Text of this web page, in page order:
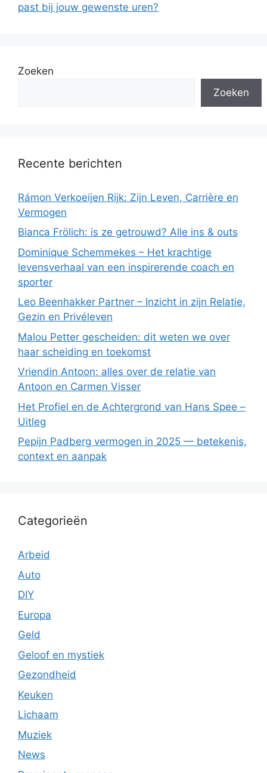
past bij jouw gewenste uren?
Zoeken
Zoeken
Recente berichten
Rámon Verkoeijen Rijk: Zijn Leven, Carrière en
Vermogen
Bianca Frölich: is ze getrouwd? Alle ins & outs
Dominique Schemmekes – Het krachtige
levensverhaal van een inspirerende coach en
sporter
Leo Beenhakker Partner – Inzicht in zijn Relatie,
Gezin en Privéleven
Malou Petter gescheiden: dit weten we over
haar scheiding en toekomst
Vriendin Antoon: alles over de relatie van
Antoon en Carmen Visser
Het Profiel en de Achtergrond van Hans Spee –
Uitleg
Pepijn Padberg vermogen in 2025 — betekenis,
context en aanpak
Categorieën
Arbeid
Auto
DIY
Europa
Geld
Geloof en mystiek
Gezondheid
Keuken
Lichaam
Muziek
News